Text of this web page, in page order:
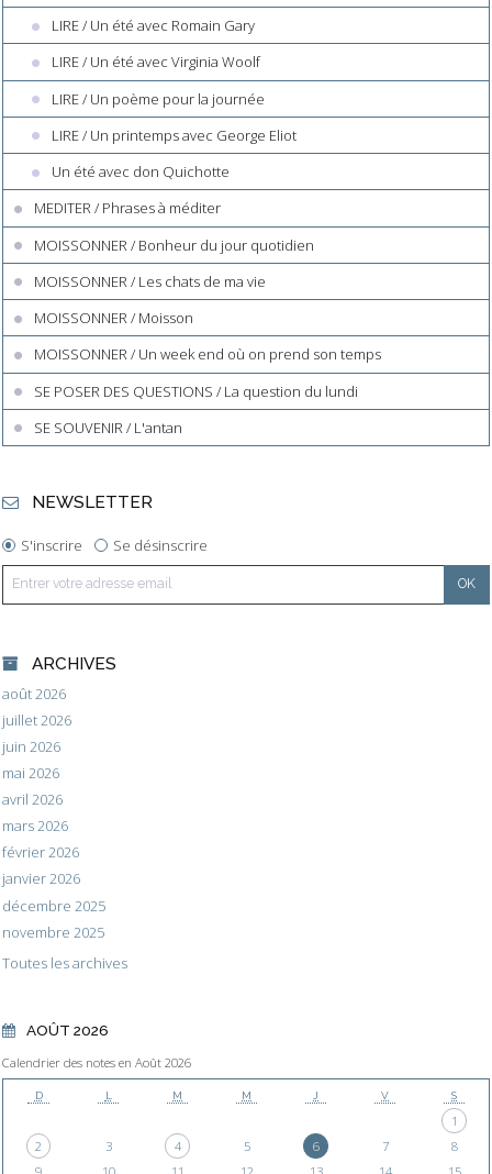
LIRE / Un été avec Romain Gary
LIRE / Un été avec Virginia Woolf
LIRE / Un poème pour la journée
LIRE / Un printemps avec George Eliot
Un été avec don Quichotte
MEDITER / Phrases à méditer
MOISSONNER / Bonheur du jour quotidien
MOISSONNER / Les chats de ma vie
MOISSONNER / Moisson
MOISSONNER / Un week end où on prend son temps
SE POSER DES QUESTIONS / La question du lundi
SE SOUVENIR / L'antan
NEWSLETTER
S'inscrire Se désinscrire
ARCHIVES
août 2026
juillet 2026
juin 2026
mai 2026
avril 2026
mars 2026
février 2026
janvier 2026
décembre 2025
novembre 2025
Toutes les archives
AOÛT 2026
Calendrier des notes en Août 2026
D L M M J V S
1
2
3 4 5 6 7
8